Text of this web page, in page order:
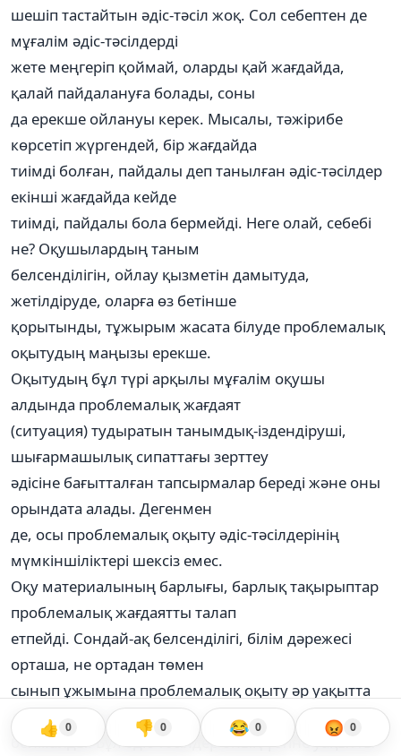
шешіп тастайтын әдіс-тәсіл жоқ. Сол себептен де
мұғалім әдіс-тәсілдерді
жете меңгеріп қоймай, оларды қай жағдайда,
қалай пайдалануға болады, соны
да ерекше ойлануы керек. Мысалы, тәжірибе
көрсетіп жүргендей, бір жағдайда
тиімді болған, пайдалы деп танылған әдіс-тәсілдер
екінші жағдайда кейде
тиімді, пайдалы бола бермейді. Неге олай, себебі
не? Оқушылардың таным
белсенділігін, ойлау қызметін дамытуда,
жетілдіруде, оларға өз бетінше
қорытынды, тұжырым жасата білуде проблемалық
оқытудың маңызы ерекше.
Оқытудың бұл түрі арқылы мұғалім оқушы
алдында проблемалық жағдаят
(ситуация) тудыратын танымдық-іздендіруші,
шығармашылық сипаттағы зерттеу
әдісіне бағытталған тапсырмалар береді және оны
орындата алады. Дегенмен
де, осы проблемалық оқыту әдіс-тәсілдерінің
мүмкіншіліктері шексіз емес.
Оқу материалының барлығы, барлық тақырыптар
проблемалық жағдаятты талап
етпейді. Сондай-ақ белсенділігі, білім дәрежесі
орташа, не ортадан төмен
сынып ұжымына проблемалық оқыту әр уақытта
да жемісті болады деуге
болмайды. Бұл әдіс-тәсілдер оның үстіне уақытты
👍 0 👎 0 😂 0 😡 0